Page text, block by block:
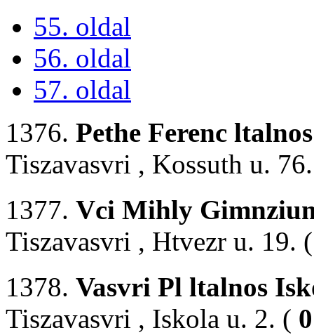
55. oldal
56. oldal
57. oldal
1376. Pethe Ferenc
Tiszavasvri , Kossuth u.
1377. Vci Mihly
Tiszavasvri , Htvezr u. 19.
1378. Vasvri Pl ltalnos
Tiszavasvri , Iskola u. 2. (